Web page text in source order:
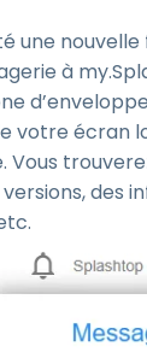
une
à
votre écran
Vous
des